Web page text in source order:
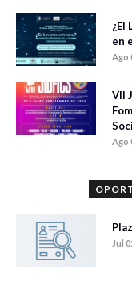
¿El
en
Ago
VII
Ago
Jul